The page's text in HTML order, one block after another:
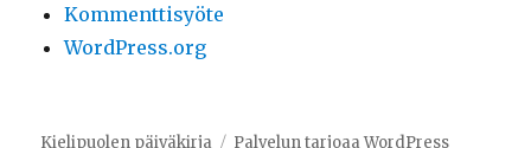
Kommenttisyöte
WordPress.org
Kielipuolen päiväkirja Palvelun tarjoaa WordPress